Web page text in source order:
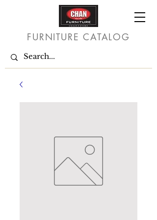
FURNITURE CATALOG